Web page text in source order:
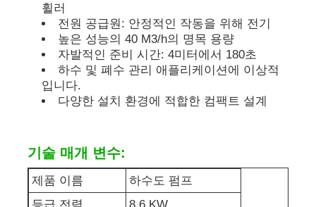
인버터 발전기 세트
휴대용 발전기 세트
산업용 발전기 세트
디지털 발전기 세트
오픈 프레임 생성기
휠러
전원 공급원: 안정적인 작동을 위해 전기
높은 성능의 40 M3/h의 명목 용량
자발적인 준비 시간: 4미터에서 180초
하수 및 폐수 관리 애플리케이션에 이상적
입니다.
다양한 설치 환경에 적합한 컴팩트 설계
기술 매개 변수:
제품 이름
하수도 펌프
등급 전력
8.6 KW